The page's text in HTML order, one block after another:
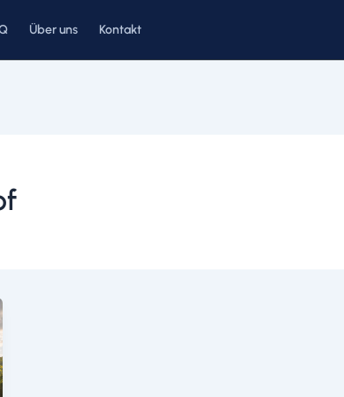
Über uns Kontakt